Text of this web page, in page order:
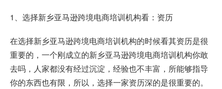
1、选择新乡亚马逊跨境电商培训机构看：资历
在选择新乡亚马逊跨境电商培训机构的时候看其资历是很
重要的，一个刚成立的新乡亚马逊跨境电商培训机构你敢
去吗，人家都没有经过沉淀，经验也不丰富，所能够指导
你的东西也有限，所以，选择一家资历深的是很重要的。